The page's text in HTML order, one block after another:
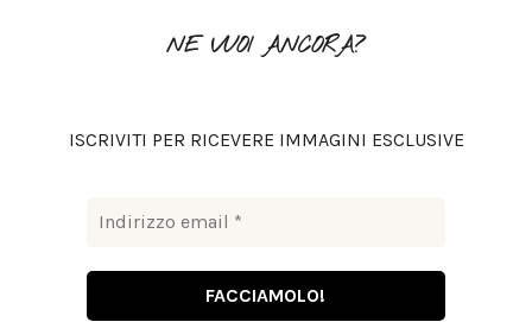
NE VUOI ANCORA?
ISCRIVITI PER RICEVERE IMMAGINI ESCLUSIVE